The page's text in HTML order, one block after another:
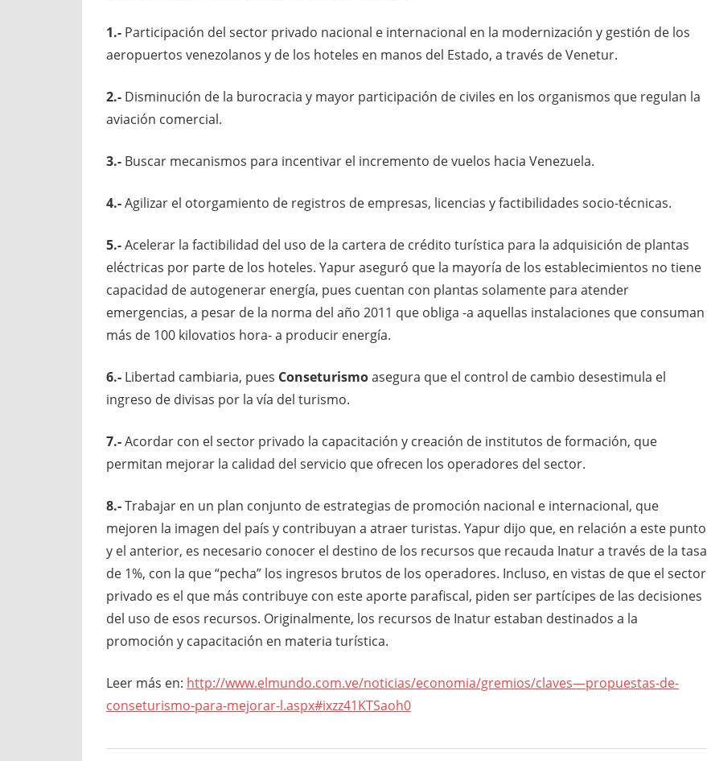
1.- Participación del sector privado nacional e internacional en la modernización y gestión de los
aeropuertos venezolanos y de los hoteles en manos del Estado, a través de Venetur.
2.- Disminución de la burocracia y mayor participación de civiles en los organismos que regulan la
aviación comercial.
3.- Buscar mecanismos para incentivar el incremento de vuelos hacia Venezuela.
4.-Agilizar el otorgamiento de registros de empresas, licencias y factibilidades socio-técnicas.
5.-Acelerar la factibilidad del uso de la cartera de crédito turística para la adquisición de plantas
eléctricas por parte de los hoteles. Yapur aseguró que la mayoría de los establecimientos no tiene
capacidad de autogenerar energía, pues cuentan con plantas solamente para atender
emergencias, a pesar de la norma del año 2011 que obliga -a aquellas instalaciones que consuman
más de 100 kilovatios hora- a producir energía.
6.- Libertad cambiaria, pues Conseturismoasegura que el control de cambio desestimula el
ingreso de divisas por la vía del turismo.
7.-Acordar con el sector privado la capacitación y creación de institutos de formación, que
permitan mejorar la calidad del servicio que ofrecen los operadores del sector.
8.-Trabajar en un plan conjunto de estrategias de promoción nacional e internacional, que
mejoren la imagen del país y contribuyan a atraer turistas. Yapur dijo que, en relación a este punto
y el anterior, es necesario conocer el destino de los recursos que recauda Inatur a través de la tasa
de 1%, con la que “pecha” los ingresos brutos de los operadores. Incluso, en vistas de que el sector
privado es el que más contribuye con este aporte parafiscal, piden ser partícipes de las decisiones
del uso de esos recursos. Originalmente, los recursos de Inatur estaban destinados a la
promoción y capacitación en materia turística.
Leer más en: http://www.elmundo.com.ve/noticias/economia/gremios/claves—propuestas-de-
conseturismo-para-mejorar-l.aspx#ixzz41KTSaoh0